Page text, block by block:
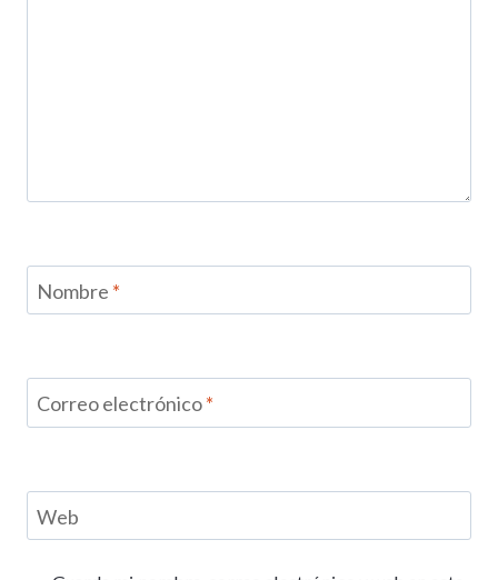
Nombre *
Correo electrónico*
Web